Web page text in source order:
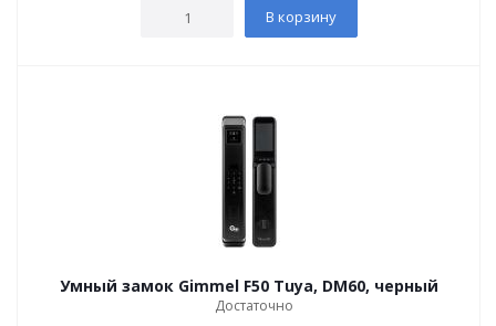
В корзину
Умный замок Gimmel F50 Tuya, DM60, черный
Достаточно